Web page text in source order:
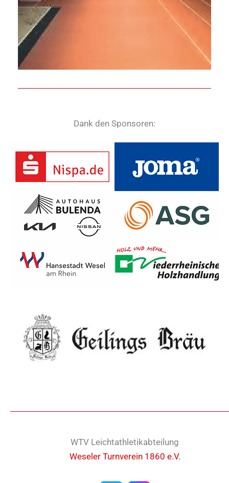
Dank den Sponsoren:
WTV Leichtathletikabteilung
Weseler Turnverein 1860 e.V.